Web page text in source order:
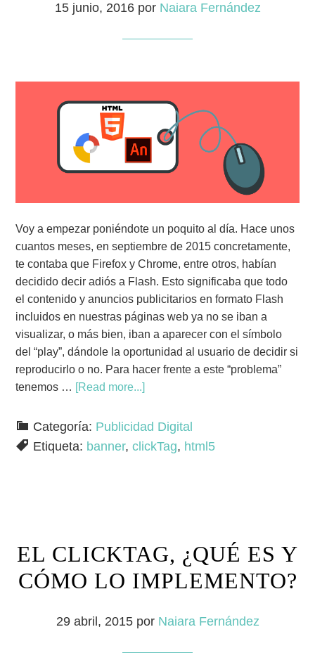
15 junio, 2016por Naiara Fernández
Voy a empezar poniéndote un poquito al día. Hace unos
cuantos meses, en septiembre de 2015 concretamente,
te contaba que Firefox y Chrome, entre otros, habían
decidido decir adiós a Flash. Esto significaba que todo
el contenido y anuncios publicitarios en formato Flash
incluidos en nuestras páginas web ya no se iban a
visualizar, o más bien, iban a aparecer con el símbolo
del “play”, dándole la oportunidad al usuario de decidir si
reproducirlo o no. Para hacer frente a este “problema”
tenemos … [Read more...]
Categoría: Publicidad Digital
Etiqueta: banner,clickTag, html5
EL CLICKTAG, ¿QUÉ ES Y
CÓMO LO IMPLEMENTO?
29 abril, 2015por Naiara Fernández